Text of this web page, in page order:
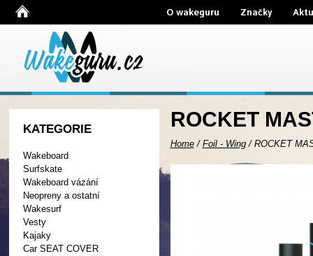
O wakeguru Značky
KATEGORIE
Wakeboard
Surfskate
Wakeboard vázání
Neopreny a ostatní
Wakesurf
Vesty
Kajaky
Car SEAT COVER
ROCKET
Home/ Foil - Wing/ ROCKET